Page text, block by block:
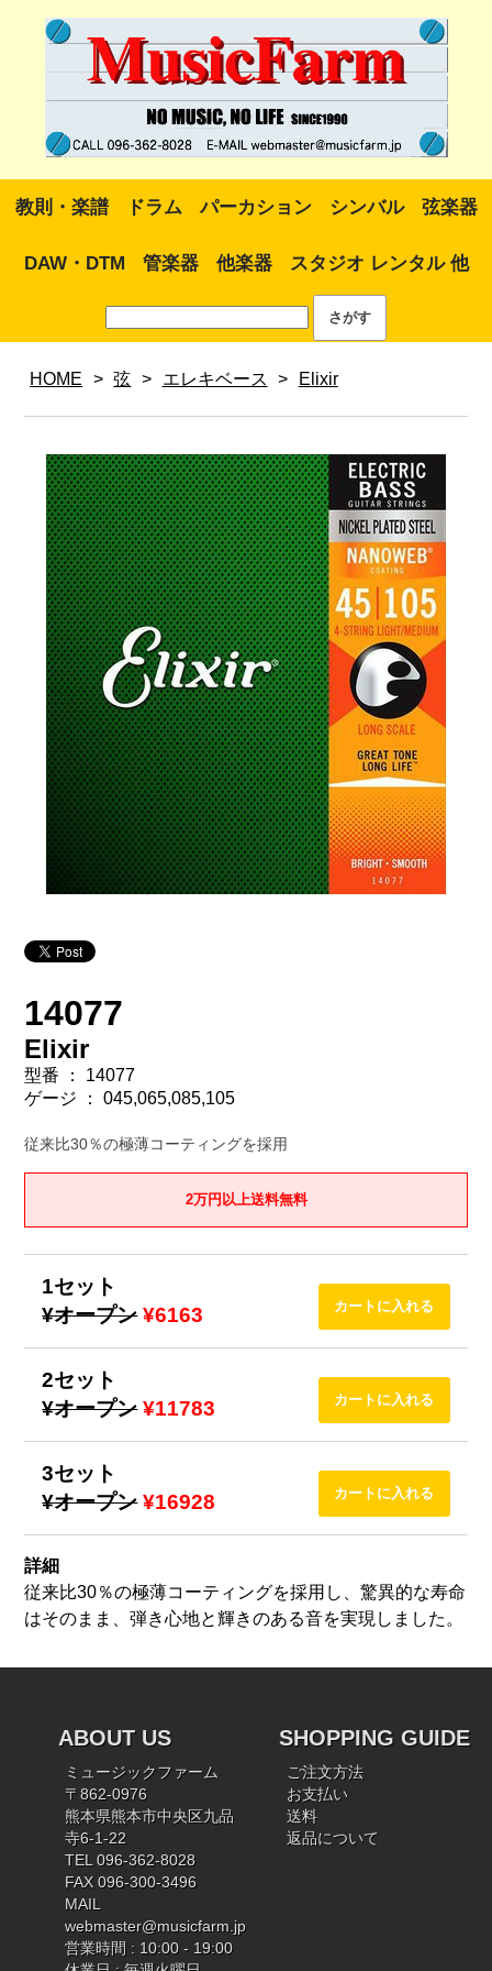
教則・楽譜 ドラム パーカション シンバル 弦楽器
DAW・DTM 管楽器 他楽器 スタジオ レンタル 他
HOME > 弦 > エレキベース > Elixir
14077
Elixir
型番 ： 14077
ゲージ ： 045,065,085,105
従来比30％の極薄コーティングを採用
2万円以上送料無料
1セット
¥オープン ¥6163
2セット
¥オープン ¥11783
3セット
¥オープン ¥16928
詳細
従来比30％の極薄コーティングを採用し、驚異的な寿命
はそのまま、弾き心地と輝きのある音を実現しました。
ABOUT US
ミュージックファーム
〒862-0976
熊本県熊本市中央区九品
寺6-1-22
TEL 096-362-8028
FAX 096-300-3496
MAIL
webmaster@musicfarm.jp
営業時間 : 10:00 - 19:00
SHOPPING GUIDE
ご注文方法
お支払い
送料
返品について